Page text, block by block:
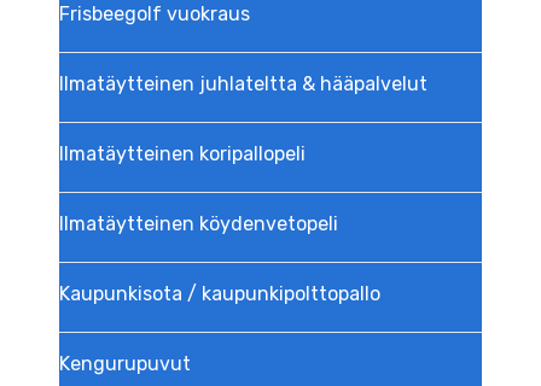
Frisbeegolf vuokraus
Ilmatäytteinen juhlateltta & hääpalvelut
Ilmatäytteinen koripallopeli
Ilmatäytteinen köydenvetopeli
Kaupunkisota / kaupunkipolttopallo
Kengurupuvut